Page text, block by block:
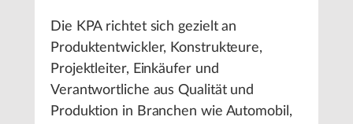
Die KPA richtet sich gezielt an
Produktentwickler, Konstrukteure,
Projektleiter, Einkäufer und
Verantwortliche aus Qualität und
Produktion in Branchen wie Automobil,